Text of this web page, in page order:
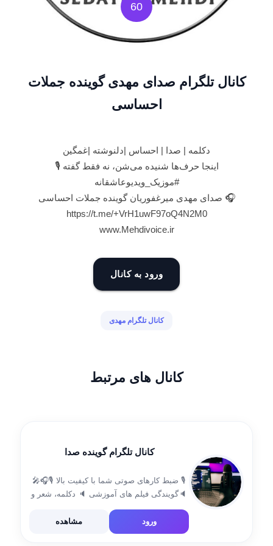
60
کانال تلگرام صدای مهدی گوینده جملات
احساسی
دکلمه | صدا | احساس |دلنوشته |غمگین
اینجا حرف‌ها شنیده می‌شن، نه فقط گفته 🎙
#موزیک_ویدیوعاشقانه
🎧 صدای مهدی میرغفوریان گوینده جملات احساسی
https://t.me/+VrH1uwF97oQ4N2M0
www.Mehdivoice.ir
ورود به کانال
کانال تلگرام مهدی
کانال های مرتبط
کانال تلگرام گوینده صدا
🎙 ضبط کارهای صوتی شما با کیفیت بالا 🎙🎧🎤
🔈گویندگی فیلم های آموزشی 🔈 دکلمه، شعر و
اطلاعیه ها و فراخوان ها 🔈پروژه های
دانشجویی و دانش […]
ورود مشاهده